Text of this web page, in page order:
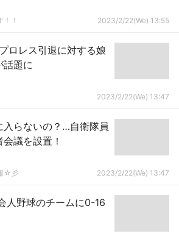
！ 2023/2/22(We) 13:55
ロレス引退に対する娘
話題に
2023/2/22(We) 13:47
入らないの？…自衛隊員
議を設置！
☆彡 2023/2/22(We) 13:47
人野球のチームに0-16